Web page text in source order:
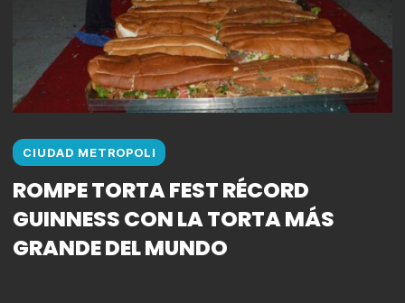
CIUDAD METROPOLI
ROMPE TORTA FEST RÉCORD
GUINNESS CON LA TORTA MÁS
GRANDE DEL MUNDO